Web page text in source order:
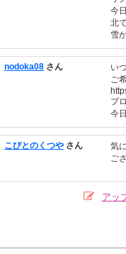
今
北
雪
nodoka08 さん
い
ご
プ
今
こびとのくつや さん
気
ご
アッ